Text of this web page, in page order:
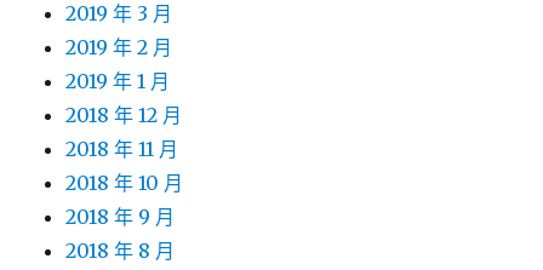
2019 年 3 月
2019 年 2 月
2019 年 1 月
2018 年 12 月
2018 年 11 月
2018 年 10 月
2018 年 9 月
2018 年 8 月